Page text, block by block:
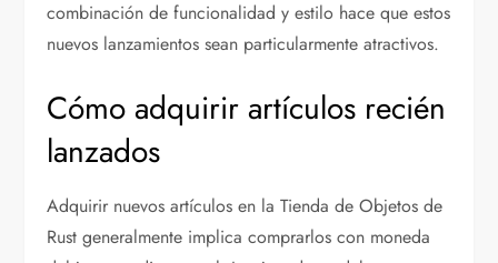
combinación de funcionalidad y estilo hace que estos
nuevos lanzamientos sean particularmente atractivos.
Cómo adquirir artículos recién
lanzados
Adquirir nuevos artículos en la Tienda de Objetos de
Rust generalmente implica comprarlos con moneda